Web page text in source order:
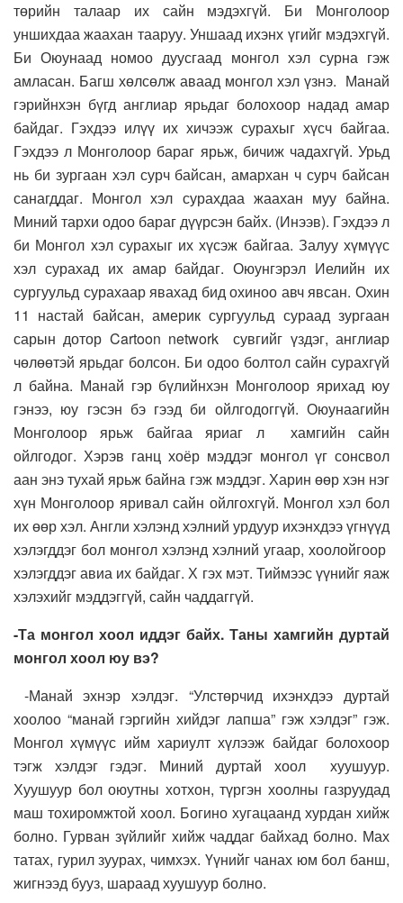
төрийн талаар их сайн мэдэхгүй. Би Монголоор
уншихдаа жаахан тааруу. Уншаад ихэнх үгийг мэдэхгүй.
Би Оюунаад номоо дуусгаад монгол хэл сурна гэж
амласан. Багш хөлсөлж аваад монгол хэл үзнэ. Манай
гэрийнхэн бүгд англиар ярьдаг болохоор надад амар
байдаг. Гэхдээ илүү их хичээж сурахыг хүсч байгаа.
Гэхдээ л Монголоор бараг ярьж, бичиж чадахгүй. Урьд
нь би зургаан хэл сурч байсан, амархан ч сурч байсан
санагддаг. Монгол хэл сурахдаа жаахан муу байна.
Миний тархи одоо бараг дүүрсэн байх. (Инээв). Гэхдээ л
би Монгол хэл сурахыг их хүсэж байгаа. Залуу хүмүүс
хэл сурахад их амар байдаг. Оюунгэрэл Иелийн их
сургуульд сурахаар явахад бид охиноо авч явсан. Охин
11 настай байсан, америк сургуульд сураад зургаан
сарын дотор Cartoon network сувгийг үздэг, англиар
чөлөөтэй ярьдаг болсон. Би одоо болтол сайн сурахгүй
л байна. Манай гэр бүлийнхэн Монголоор ярихад юу
гэнээ, юу гэсэн бэ гээд би ойлгодоггүй. Оюунаагийн
Монголоор ярьж байгаа яриаг л хамгийн сайн
ойлгодог. Хэрэв ганц хоёр мэддэг монгол үг сонсвол
аан энэ тухай ярьж байна гэж мэддэг. Харин өөр хэн нэг
хүн Монголоор яривал сайн ойлгохгүй. Монгол хэл бол
их өөр хэл. Англи хэлэнд хэлний урдуур ихэнхдээ үгнүүд
хэлэгддэг бол монгол хэлэнд хэлний угаар, хоолойгоор
хэлэгддэг авиа их байдаг. Х гэх мэт. Тиймээс үүнийг яаж
хэлэхийг мэддэггүй, сайн чаддаггүй.
-Та монгол хоол иддэг байх. Таны хамгийн дуртай
монгол хоол юу вэ?
-Манай эхнэр хэлдэг. “Улстөрчид ихэнхдээ дуртай
хоолоо “манай гэргийн хийдэг лапша” гэж хэлдэг” гэж.
Монгол хүмүүс ийм хариулт хүлээж байдаг болохоор
тэгж хэлдэг гэдэг. Миний дуртай хоол хуушуур.
Хуушуур бол оюутны хотхон, түргэн хоолны газруудад
маш тохиромжтой хоол. Богино хугацаанд хурдан хийж
болно. Гурван зүйлийг хийж чаддаг байхад болно. Мах
татах, гурил зуурах, чимхэх. Үүнийг чанах юм бол банш,
жигнээд бууз, шараад хуушуур болно.